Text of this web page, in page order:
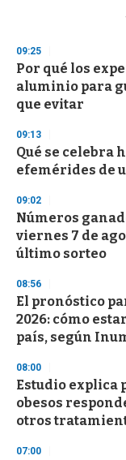
d
s
o
f
3
s
e
c
o
d
s
09:25
Por qué los
aluminio para
que evitar
09:13
Qué se celebra
efemérides de
09:02
Números
viernes 7 de
último sorteo
08:56
El pronóstico
2026: cómo
país, según
08:00
Estudio explica
obesos
otros
07:00